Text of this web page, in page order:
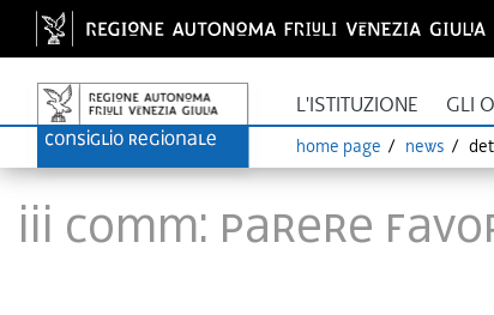
L'ISTITUZIONE GLI
home page news
III Comm: parere